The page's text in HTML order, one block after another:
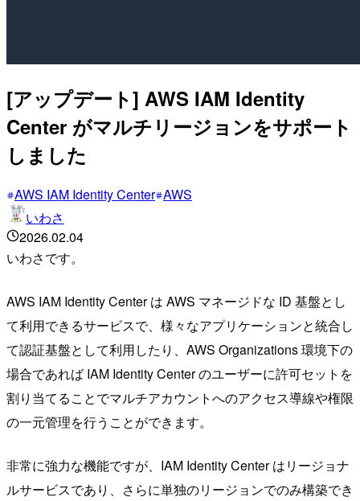
[アップデート] AWS IAM Identity
Center がマルチリージョンをサポート
しました
AWS IAM Identity Center AWS
いわさ
2026.02.04
いわさです。
AWS IAM Identity Center は AWS マネージドな ID 基盤とし
て利用できるサービスで、様々なアプリケーションと統合し
て認証基盤として利用したり、AWS Organizations 環境下の
場合であれば IAM Identity Center のユーザーに許可セットを
割り当てることでマルチアカウントへのアクセス導線や権限
の一元管理を行うことができます。
非常に強力な機能ですが、IAM Identity Center はリージョナ
ルサービスであり、さらに単独のリージョンでのみ構築でき